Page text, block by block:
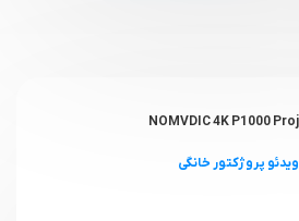
ویدئو پروژکتور خانگی